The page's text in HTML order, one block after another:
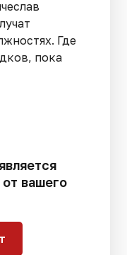
Где
пока
вашего